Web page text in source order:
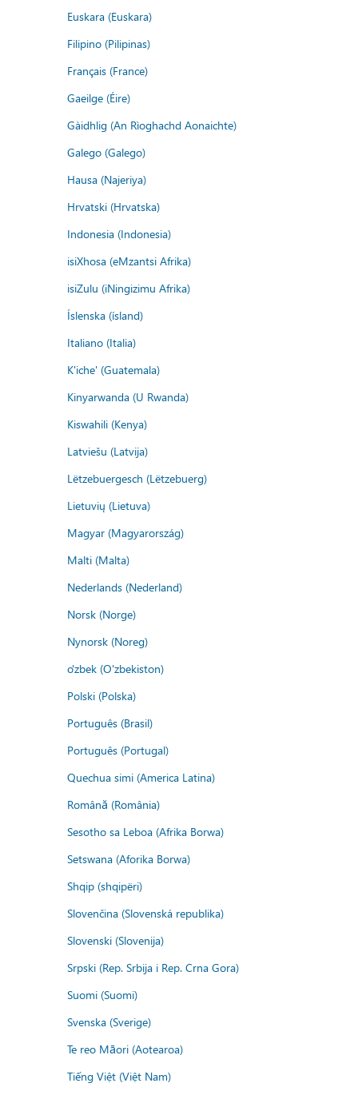
Euskara (Euskara)
Filipino (Pilipinas)
Français (France)
Gaeilge (Éire)
Gàidhlig (An Rìoghachd Aonaichte)
Galego (Galego)
Hausa (Najeriya)
Hrvatski (Hrvatska)
Indonesia (Indonesia)
isiXhosa (eMzantsi Afrika)
isiZulu (iNingizimu Afrika)
Íslenska (ísland)
Italiano (Italia)
K'iche' (Guatemala)
Kinyarwanda (U Rwanda)
Kiswahili (Kenya)
Latviešu (Latvija)
Lëtzebuergesch (Lëtzebuerg)
Lietuvių (Lietuva)
Magyar (Magyarország)
Malti (Malta)
Nederlands (Nederland)
Norsk (Norge)
Nynorsk (Noreg)
o'zbek (O'zbekiston)
Polski (Polska)
Português (Brasil)
Português (Portugal)
Quechua simi (America Latina)
Română (România)
Sesotho sa Leboa (Afrika Borwa)
Setswana (Aforika Borwa)
Shqip (shqipëri)
Slovenčina (Slovenská republika)
Slovenski (Slovenija)
Srpski (Rep. Srbija i Rep. Crna Gora)
Suomi (Suomi)
Svenska (Sverige)
Te reo Māori (Aotearoa)
Tiếng Việt (Việt Nam)